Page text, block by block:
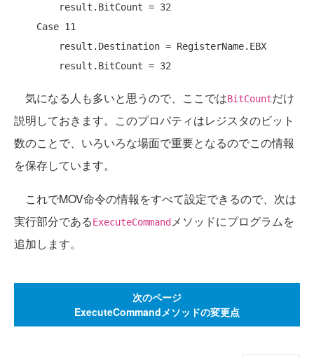
Case 11
気になる人も多いと思うので、ここではBitCountだけ
説明しておきます。このプロパティはレジスタのビット
数のことで、いろいろな場面で重要となるのでこの情報
を保存しています。
これでMOV命令の情報をすべて設定できるので、次は
実行部分であるExecuteCommand メソッドにプログラムを
追加します。
次のページ
ExecuteCommandメソッドの変更点